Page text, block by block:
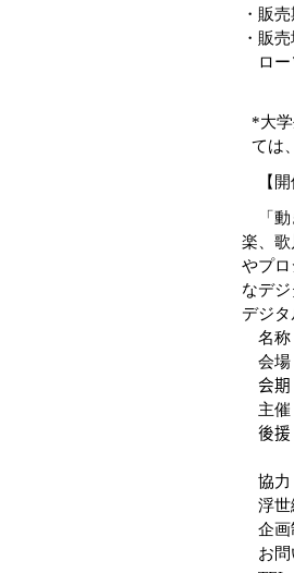
・販
・販
ロー
*大
ては
【
「
楽、
やプ
なデ
デジタ
名称
会場
会期
主
後援
協力
浮世
企画
お